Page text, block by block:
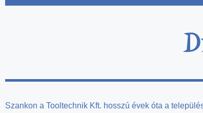
Szankon a Tooltechnik Kft. hosszú évek óta a